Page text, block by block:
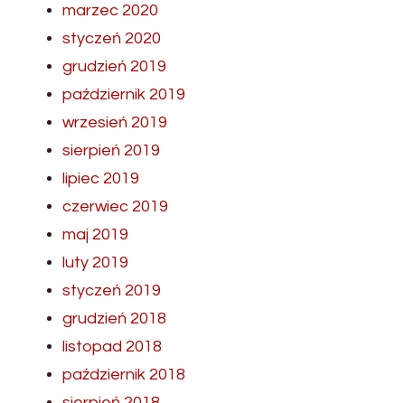
marzec 2020
styczeń 2020
grudzień 2019
październik 2019
wrzesień 2019
sierpień 2019
lipiec 2019
czerwiec 2019
maj 2019
luty 2019
styczeń 2019
grudzień 2018
listopad 2018
październik 2018